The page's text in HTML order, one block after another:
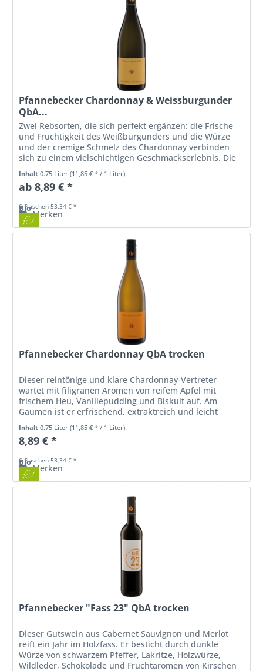
Bio
Pfannebecker Chardonnay & Weissburgunder
QbA...
Zwei Rebsorten, die sich perfekt ergänzen: die Frische
und Fruchtigkeit des Weißburgunders und die Würze
und der cremige Schmelz des Chardonnay verbinden
sich zu einem vielschichtigen Geschmackserlebnis. Die
Inhalt0.75 Liter(11,85 € * / 1 Liter)
ab 8,89 € *
6 Flaschen 53,34 € *
Merken
Bio
Pfannebecker Chardonnay QbA trocken
Dieser reintönige und klare Chardonnay-Vertreter
wartet mit filigranen Aromen von reifem Apfel mit
frischem Heu, Vanillepudding und Biskuit auf. Am
Gaumen ist er erfrischend, extraktreich und leicht
Inhalt0.75 Liter(11,85 € * / 1 Liter)
8,89 € *
6 Flaschen 53,34 € *
Merken
Pfannebecker "Fass 23" QbA trocken
Dieser Gutswein aus Cabernet Sauvignon und Merlot
reift ein Jahr im Holzfass. Er besticht durch dunkle
Würze von schwarzem Pfeffer, Lakritze, Holzwürze,
Wildleder, Schokolade und Fruchtaromen von Kirschen